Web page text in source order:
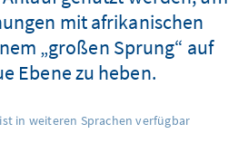
mit afrikanischen
„großen Sprung“ auf
Ebene zu heben.
in weiteren Sprachen verfügbar